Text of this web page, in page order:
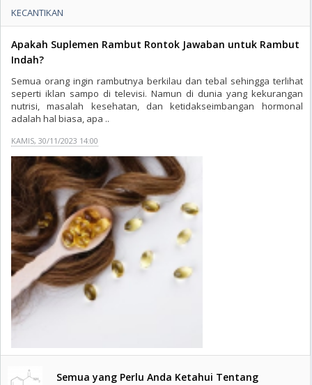
KECANTIKAN
Apakah Suplemen Rambut Rontok Jawaban untuk Rambut
Indah?
Semua orang ingin rambutnya berkilau dan tebal sehingga terlihat
seperti iklan sampo di televisi. Namun di dunia yang kekurangan
nutrisi, masalah kesehatan, dan ketidakseimbangan hormonal
adalah hal biasa, apa ..
KAMIS, 30/11/2023 14:00
Semua yang Perlu Anda Ketahui Tentang